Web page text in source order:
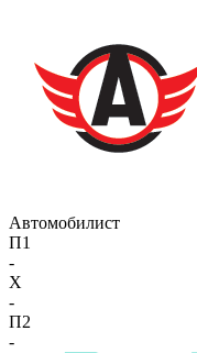
Автомобилист
П1
-
X
-
П2
-